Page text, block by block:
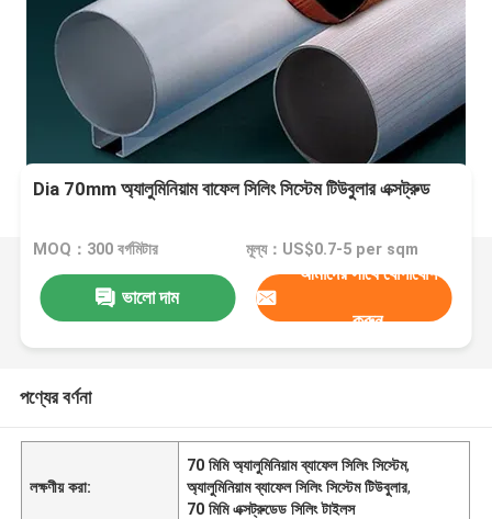
Dia 70mm অ্যালুমিনিয়াম বাফেল সিলিং সিস্টেম টিউবুলার এক্সট্রুড
MOQ：300 বর্গমিটার মূল্য：US$0.7-5 per sqm
ভালো দাম
আমাদের সাথে যোগাযোগ
করুন
পণ্যের বর্ণনা
লক্ষণীয় করা:
70 মিমি অ্যালুমিনিয়াম ব্যাফেল সিলিং সিস্টেম,
অ্যালুমিনিয়াম ব্যাফেল সিলিং সিস্টেম টিউবুলার,
70 মিমি এক্সট্রুডেড সিলিং টাইলস